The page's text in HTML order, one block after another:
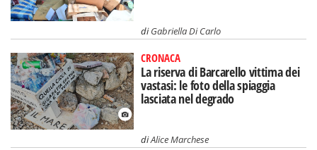
diGabriella Di Carlo
CRONACA
La riserva di Barcarello vittima dei
vastasi: le foto della spiaggia
lasciata nel degrado
diAlice Marchese